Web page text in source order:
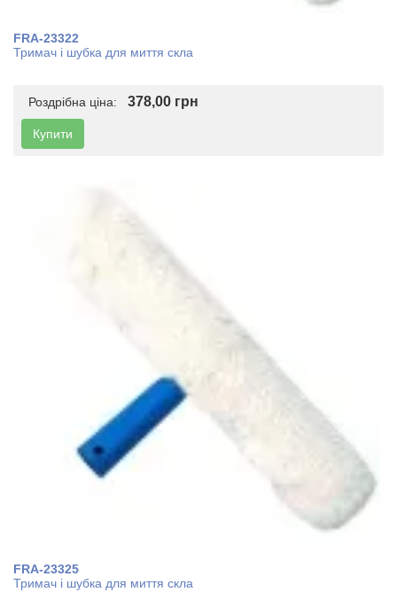
FRA-23322
Тримач і шубка для миття скла
Роздрібна ціна: 378,00 грн
Купити
FRA-23325
Тримач і шубка для миття скла